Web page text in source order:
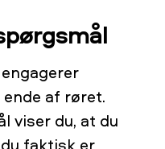
af røret.
viser du, at du
faktisk er